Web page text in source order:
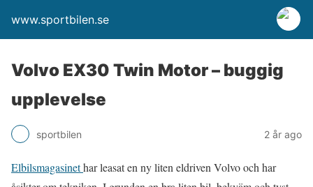
www.sportbilen.se
Volvo EX30 Twin Motor – buggig
upplevelse
sportbilen 2 år ago
Elbilsmagasinethar leasat en ny liten eldriven Volvo och har